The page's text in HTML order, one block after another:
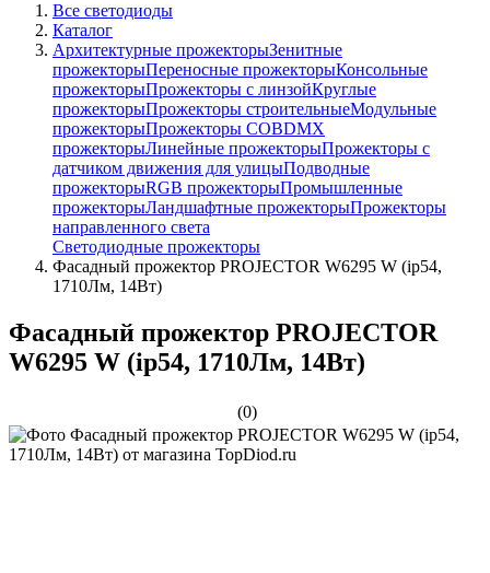
Все светодиоды
Каталог
Архитектурные прожекторыЗенитные
прожекторыПереносные прожекторыКонсольные
прожекторыПрожекторы с линзойКруглые
прожекторыПрожекторы строительныеМодульные
прожекторыПрожекторы COBDMX
прожекторыЛинейные прожекторыПрожекторы с
датчиком движения для улицыПодводные
прожекторыRGB прожекторыПромышленные
прожекторыЛандшафтные прожекторыПрожекторы
направленного света
Светодиодные прожекторы
Фасадный прожектор PROJEСTOR W6295 W (ip54,
1710Лм, 14Вт)
Фасадный прожектор PROJEСTOR
W6295 W (ip54, 1710Лм, 14Вт)
(0)